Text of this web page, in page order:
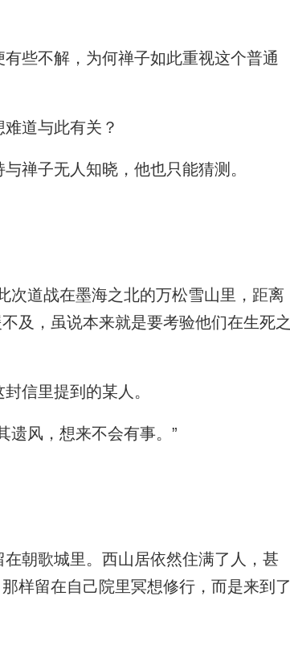
些不解，为何禅子如此重视这个普通
道与此有关？
禅子无人知晓，他也只能猜测。
道战在墨海之北的万松雪山里，距离
及，虽说本来就是要考验他们在生死之
信里提到的某人。
风，想来不会有事。”
朝歌城里。西山居依然住满了人，甚
样留在自己院里冥想修行，而是来到了